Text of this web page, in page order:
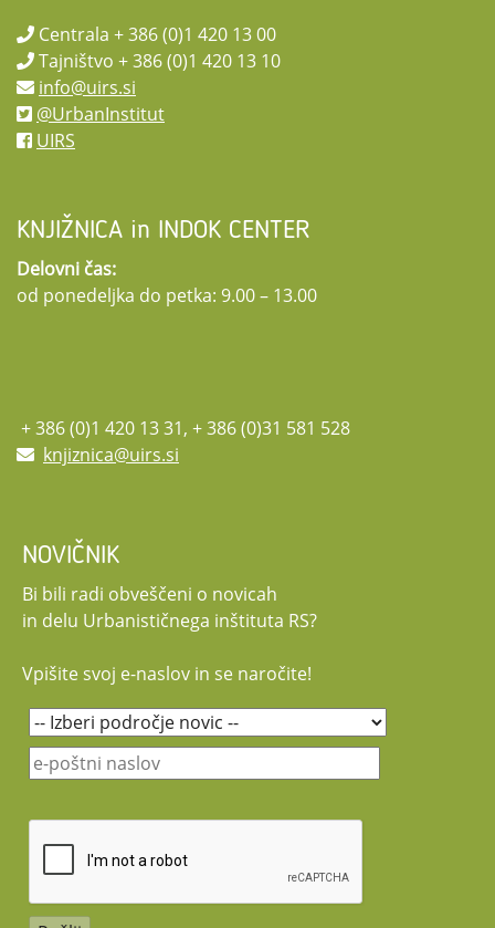
Centrala + 386 (0)1 420 13 00
Tajništvo + 386 (0)1 420 13 10
info@uirs.si
@UrbanInstitut
UIRS
KNJIŽNICA in INDOK CENTER
Delovni čas:
od ponedeljka do petka: 9.00 – 13.00
+ 386 (0)1 420 13 31, + 386 (0)31 581 528
knjiznica@uirs.si
NOVIČNIK
Bi bili radi obveščeni o novicah
in delu Urbanističnega inštituta RS?
Vpišite svoj e-naslov in se naročite!